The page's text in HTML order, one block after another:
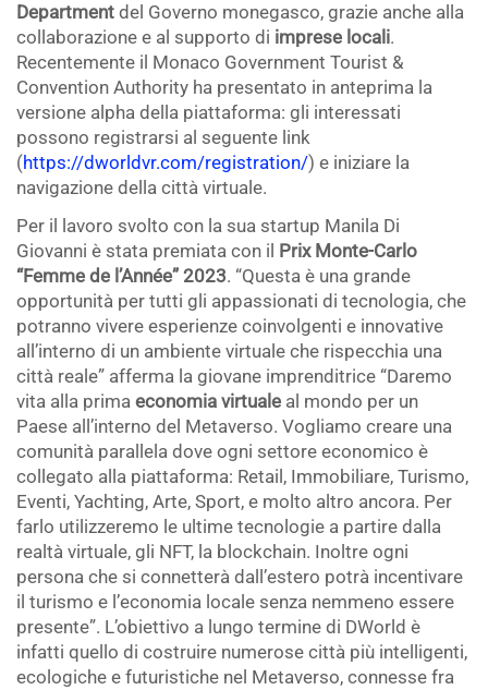
Department del Governo monegasco, grazie anche alla
collaborazione e al supporto di imprese locali.
Recentemente il Monaco Government Tourist &
Convention Authority ha presentato in anteprima la
versione alpha della piattaforma: gli interessati
possono registrarsi al seguente link
(https://dworldvr.com/registration/) e iniziare la
navigazione della città virtuale.
Per il lavoro svolto con la sua startup Manila Di
Giovanni è stata premiata con il Prix Monte-Carlo
“Femme de l’Année” 2023. “Questa è una grande
opportunità per tutti gli appassionati di tecnologia, che
potranno vivere esperienze coinvolgenti e innovative
all’interno di un ambiente virtuale che rispecchia una
città reale” afferma la giovane imprenditrice “Daremo
vita alla prima economia virtuale al mondo per un
Paese all’interno del Metaverso. Vogliamo creare una
comunità parallela dove ogni settore economico è
collegato alla piattaforma: Retail, Immobiliare, Turismo,
Eventi, Yachting, Arte, Sport, e molto altro ancora. Per
farlo utilizzeremo le ultime tecnologie a partire dalla
realtà virtuale, gli NFT, la blockchain. Inoltre ogni
persona che si connetterà dall’estero potrà incentivare
il turismo e l’economia locale senza nemmeno essere
presente”. L’obiettivo a lungo termine di DWorld è
infatti quello di costruire numerose città più intelligenti,
ecologiche e futuristiche nel Metaverso, connesse fra